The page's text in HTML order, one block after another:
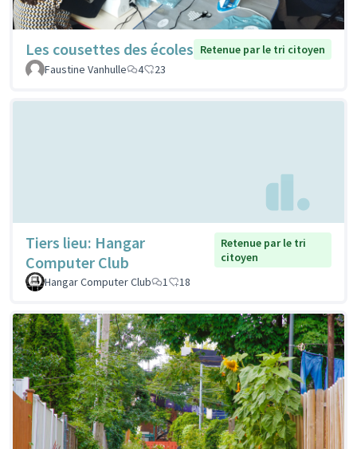
Les cousettes des écoles Retenue par le tri citoyen
Faustine Vanhulle
4 23
Tiers lieu: Hangar
Computer Club
Retenue par le tri
citoyen
Hangar Computer Club
1 18